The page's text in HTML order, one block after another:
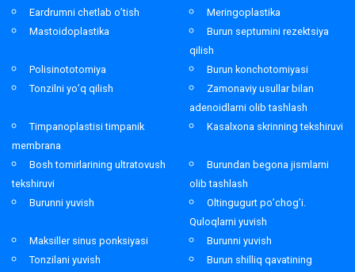
Eardrumni chetlab o’tish
Meringoplastika
Mastoidoplastika
Burun septumini rezektsiya
qilish
Polisinototomiya
Burun konchotomiyasi
Tonzilni yo’q qilish
Zamonaviy usullar bilan
adenoidlarni olib tashlash
Timpanoplastisi timpanik
membrana
Kasalxona skrinning tekshiruvi
Bosh tomirlarining ultratovush
tekshiruvi
Burundan begona jismlarni
olib tashlash
Burunni yuvish
Oltingugurt po’chog’i.
Quloqlarni yuvish
Maksiller sinus ponksiyasi
Burunni yuvish
Tonzilani yuvish
Burun shilliq qavatining